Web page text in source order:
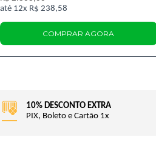
12x R$ 238,58
COMPRAR AGORA
10% DESCONTO EXTRA
PIX, Boleto e Cartão 1x